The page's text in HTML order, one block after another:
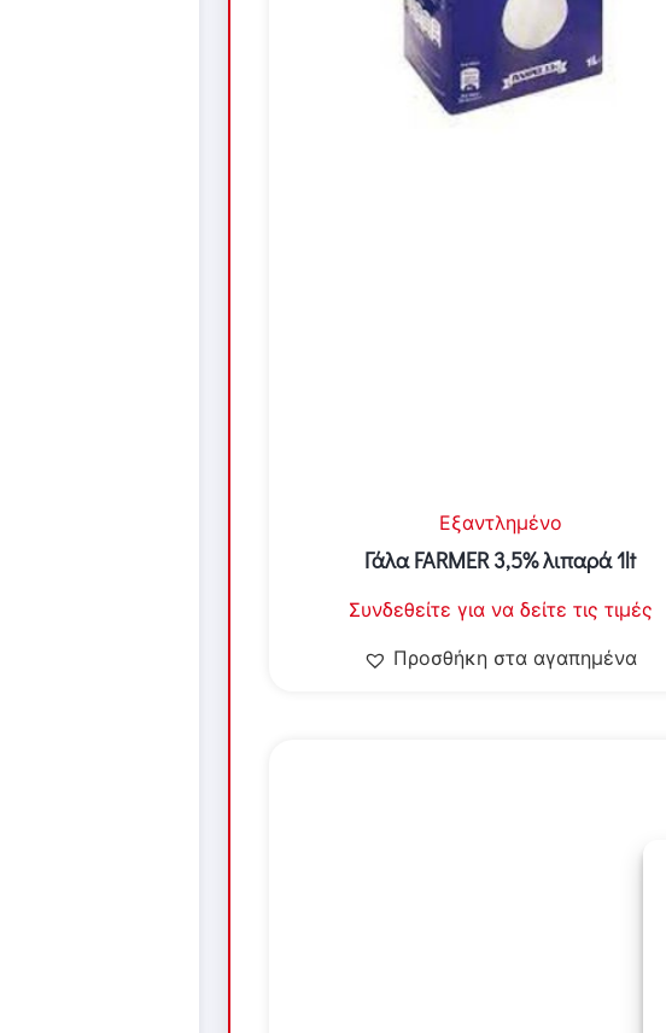
Εξαντλημένο
Γάλα FARMER 3,5% λιπαρά 1lt
Συνδεθείτε για να δείτε τις τιμές
Προσθήκη στα αγαπημένα